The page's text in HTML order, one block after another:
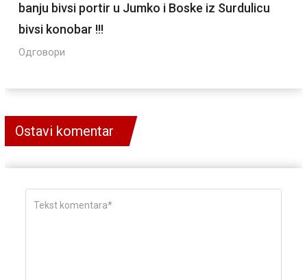
banju bivsi portir u Jumko i Boske iz Surdulicu
bivsi konobar !!!
Одговори
Ostavi komentar